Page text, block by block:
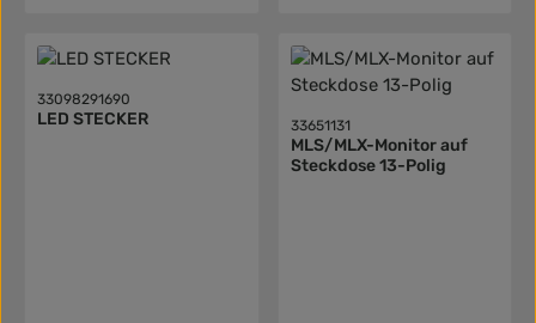
33098291690
LED STECKER 33651131
MLS/MLX-Monitor auf
Steckdose 13-Polig